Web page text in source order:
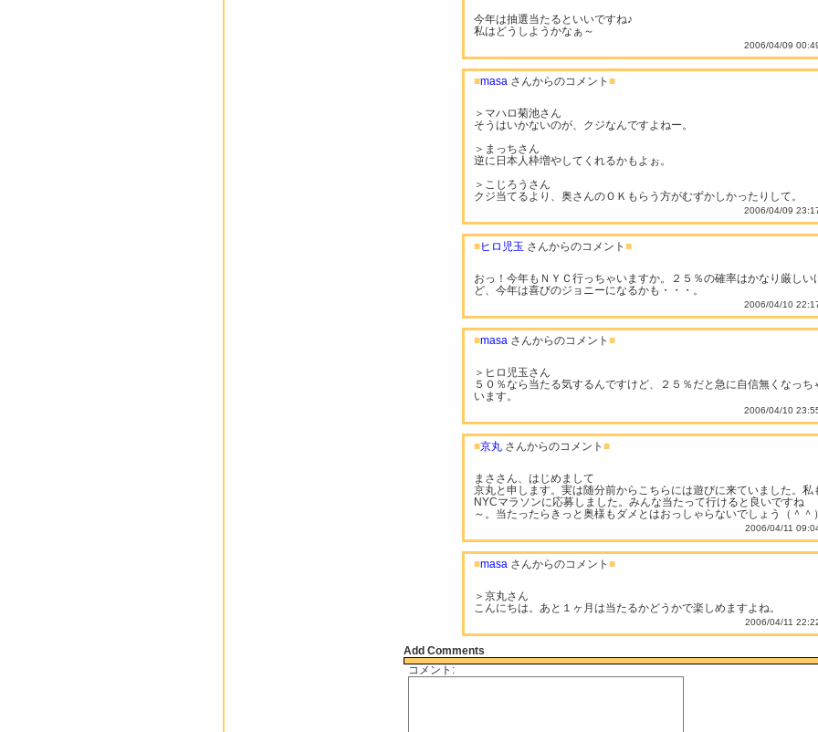
今年は抽選当たるといいですね♪
私はどうしようかなぁ～
2006/04/09
■masa さんからのコメント ■
＞マハロ菊池さん
そうはいかないのが、クジなんですよねー。
＞まっちさん
逆に日本人枠増やしてくれるかもよぉ。
＞こじろうさん
クジ当てるより、奥さんのＯＫもらう方がむずかしかったりして。
2006/04/09
■ヒロ児玉 さんからのコメント ■
おっ！今年もＮＹＣ行っちゃいますか。２５％の確率はかなり厳しい
ど、今年は喜びのジョニーになるかも・・・。
2006/04/10
■masa さんからのコメント ■
＞ヒロ児玉さん
５０％なら当たる気するんですけど、２５％だと急に自信無くなっち
います。
2006/04/10
■京丸 さんからのコメント ■
まささん、はじめまして
京丸と申します。実は随分前からこちらには遊びに来ていました。私
NYCマラソンに応募しました。みんな当たって行けると良いですね
～。当たったらきっと奥様もダメとはおっしゃらないでしょう（＾＾
2006/04/11
■masa さんからのコメント ■
＞京丸さん
こんにちは。あと１ヶ月は当たるかどうかで楽しめますよね。
2006/04/11
Add Comments
コメント: